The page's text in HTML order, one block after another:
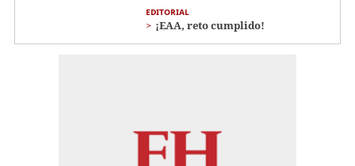
EDITORIAL
¡EAA, reto cumplido!